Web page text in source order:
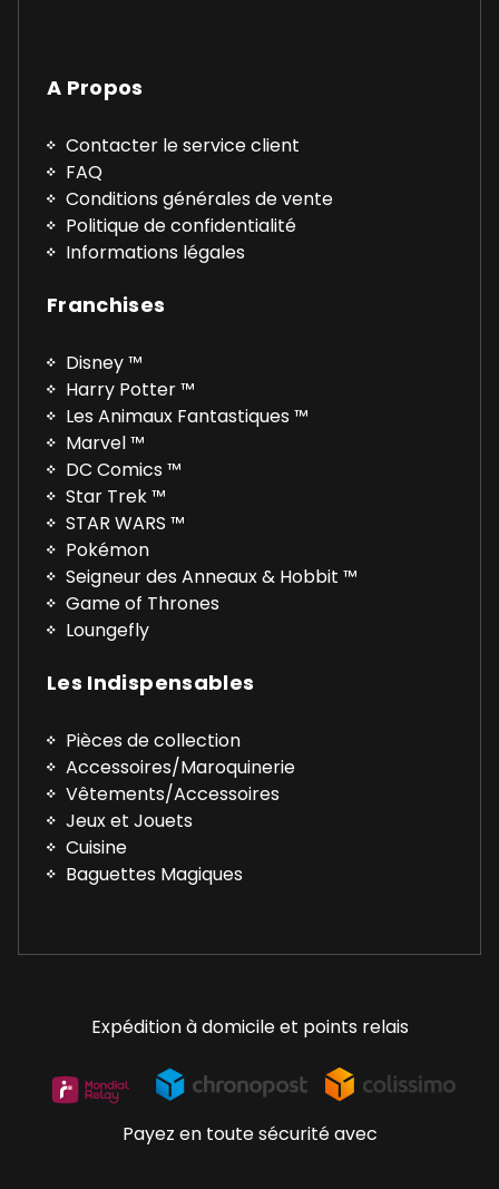
A Propos
Contacter le service client
FAQ
Conditions générales de vente
Politique de confidentialité
Informations légales
Franchises
Disney ™
Harry Potter ™
Les Animaux Fantastiques ™
Marvel ™
DC Comics ™
Star Trek ™
STAR WARS ™
Pokémon
Seigneur des Anneaux & Hobbit ™
Game of Thrones
Loungefly
Les Indispensables
Pièces de collection
Accessoires/Maroquinerie
Vêtements/Accessoires
Jeux et Jouets
Cuisine
Baguettes Magiques
Expédition à domicile et points relais
Payez en toute sécurité avec